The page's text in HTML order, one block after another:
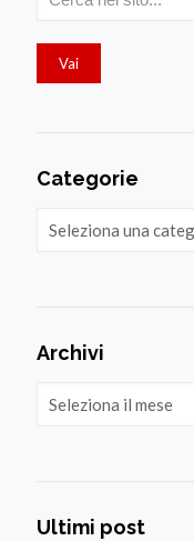
Categorie
Archivi
Ultimi post